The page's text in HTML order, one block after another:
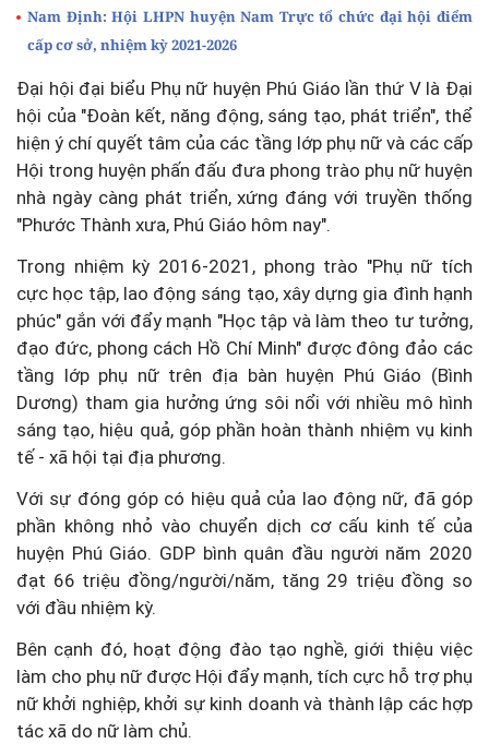
Nam Định: Hội LHPN huyện Nam Trực tổ chức đại hội điểm
cấp cơ sở, nhiệm kỳ 2021-2026
Đại hội đại biểu Phụ nữ huyện Phú Giáo lần thứ V là Đại
hội của "Đoàn kết, năng động, sáng tạo, phát triển", thể
hiện ý chí quyết tâm của các tầng lớp phụ nữ và các cấp
Hội trong huyện phấn đấu đưa phong trào phụ nữ huyện
nhà ngày càng phát triển, xứng đáng với truyền thống
"Phước Thành xưa, Phú Giáo hôm nay".
Trong nhiệm kỳ 2016-2021, phong trào "Phụ nữ tích
cực học tập, lao động sáng tạo, xây dựng gia đình hạnh
phúc" gắn với đẩy mạnh "Học tập và làm theo tư tưởng,
đạo đức, phong cách Hồ Chí Minh" được đông đảo các
tầng lớp phụ nữ trên địa bàn huyện Phú Giáo (Bình
Dương) tham gia hưởng ứng sôi nổi với nhiều mô hình
sáng tạo, hiệu quả, góp phần hoàn thành nhiệm vụ kinh
tế - xã hội tại địa phương.
Với sự đóng góp có hiệu quả của lao động nữ, đã góp
phần không nhỏ vào chuyển dịch cơ cấu kinh tế của
huyện Phú Giáo. GDP bình quân đầu người năm 2020
đạt 66 triệu đồng/người/năm, tăng 29 triệu đồng so
với đầu nhiệm kỳ.
Bên cạnh đó, hoạt động đào tạo nghề, giới thiệu việc
làm cho phụ nữ được Hội đẩy mạnh, tích cực hỗ trợ phụ
nữ khởi nghiệp, khởi sự kinh doanh và thành lập các hợp
tác xã do nữ làm chủ.